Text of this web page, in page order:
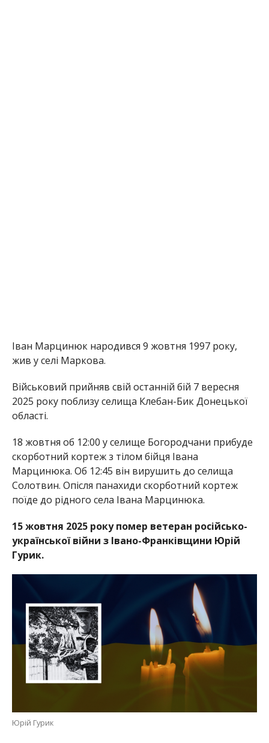
Іван Марцинюк народився 9 жовтня 1997 року,
жив у селі Маркова.
Військовий прийняв свій останній бій 7 вересня
2025 року поблизу селища Клебан-Бик Донецької
області.
18 жовтня об 12:00 у селище Богородчани прибуде
скорботний кортеж з тілом бійця Івана
Марцинюка. Об 12:45 він вирушить до селища
Солотвин. Опісля панахиди скорботний кортеж
поїде до рідного села Івана Марцинюка.
15 жовтня 2025 року помер ветеран російсько-
української війни з Івано-Франківщини Юрій
Гурик.
Юрій Гурик